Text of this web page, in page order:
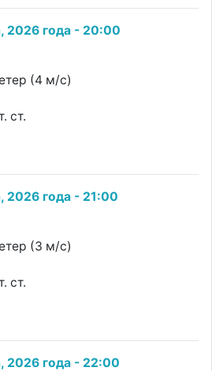
2026 года - 20:00
(4 м/с)
ст.
2026 года - 21:00
(3 м/с)
ст.
2026 года - 22:00